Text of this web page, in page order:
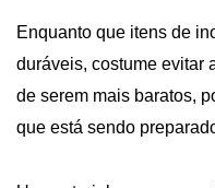
Enquanto que itens de
duráveis, costume evitar
de serem mais baratos,
que está sendo